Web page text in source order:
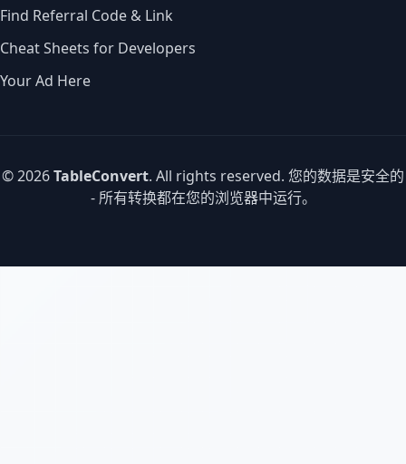
Find Referral Code & Link
Cheat Sheets for Developers
Your Ad Here
© 2026TableConvert. All rights reserved. 您的数据是安全的
- 所有转换都在您的浏览器中运行。